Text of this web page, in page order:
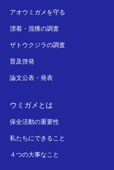
アオウミガメを守る
漂着・混獲の調査
ザトウクジラの調査
普及啓発
論文公表・発表
ウミガメとは
保全活動の重要性
私たちにできること
４つの大事なこと